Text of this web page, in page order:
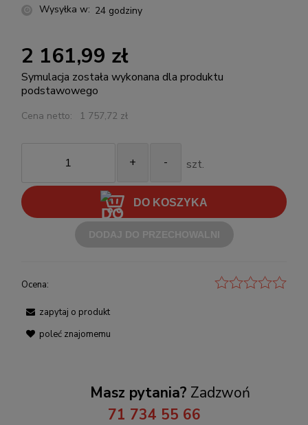
Wysyłka w: 24 godziny
2 161,99 zł
Symulacja została wykonana dla produktu
podstawowego
Cena netto: 1 757,72 zł
+ - szt.
DO KOSZYKA
Ocena:
zapytaj o produkt
poleć znajomemu
Masz pytania? Zadzwoń
71 734 55 66